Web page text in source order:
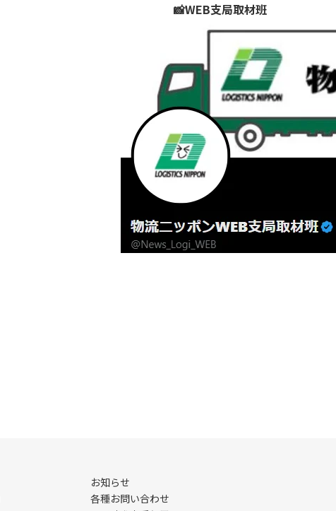
📸WEB支局取材班
お知らせ
各種お問い合わせ